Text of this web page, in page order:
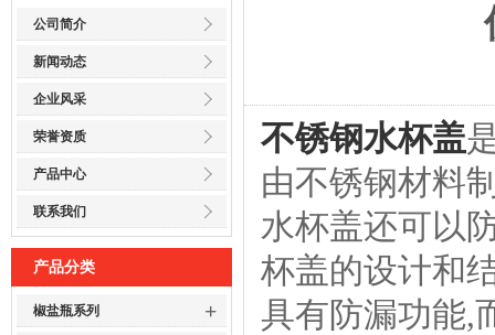
公司简介
新闻动态
企业风采
荣誉资质
产品中心
联系我们
产品分类
椒盐瓶系列 +
不锈钢水杯盖
由不锈钢材料
水杯盖还可以
杯盖的设计和
具有防漏功能,